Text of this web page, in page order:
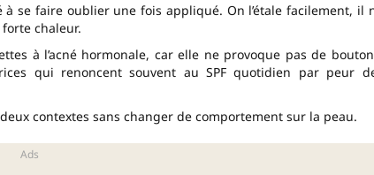
se faire oublier une fois appliqué. On l’étale facilement, il
chaleur.
à l’acné hormonale, car elle ne provoque pas de
qui renoncent souvent au SPF quotidien par peur
contextes sans changer de comportement sur la peau.